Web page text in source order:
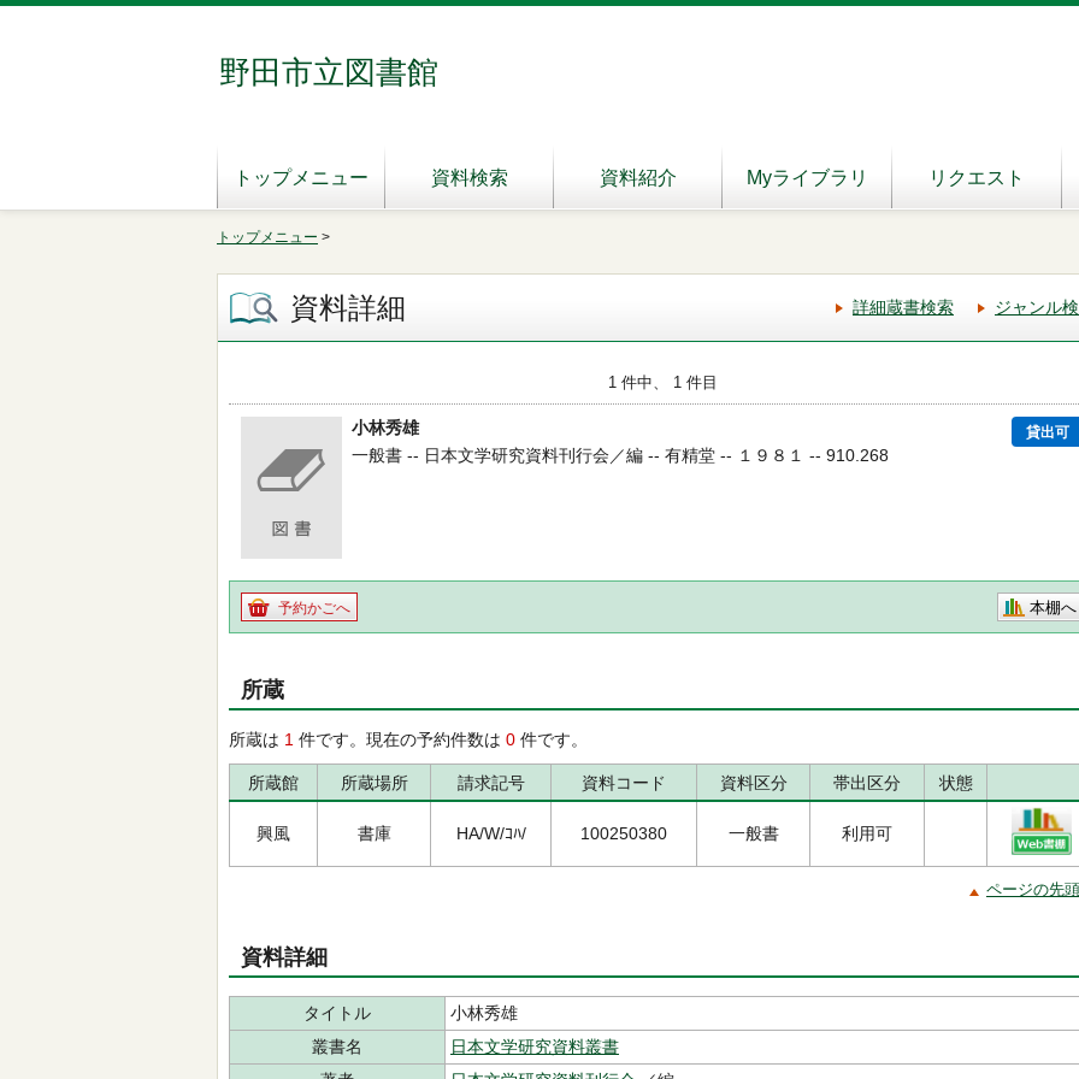
野田市立図書館
トップメニュー 資料検索 資料紹介 Myライブラリ リクエスト
トップメニュー >
資料詳細 詳細蔵書検索 ジャンル
1 件中、 1 件目
小林秀雄 貸出可
一般書 -- 日本文学研究資料刊行会／編 -- 有精堂 -- １９８１ -- 910.268
予約かごへ 本棚へ
所蔵
所蔵は 1 件です。現在の予約件数は 0 件です。
所蔵館 所蔵場所 請求記号 資料コード 資料区分 帯出区分 状態
興風 書庫 HA/W/ｺﾊ/ 100250380 一般書 利用可
ページの先
資料詳細
タイトル
小林秀雄
叢書名
日本文学研究資料叢書